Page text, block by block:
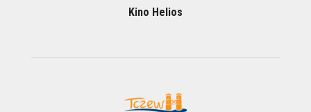
Kino Helios